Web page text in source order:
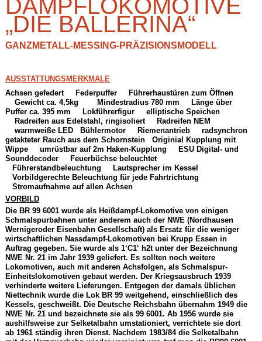
DAMPFLOKOMOTIVE
„DIE BALLERINA“
GANZMETALL-MESSING-PRÄZISIONSMODELL
AUSSTATTUNGSMERKMALE
Achsen gefedert
Federpuffer
Führerhaustüren zum Öffnen
Gewicht ca. 4,5kg
Mindestradius 780 mm
Länge über
Puffer ca. 395 mm
Lokführerfigur
elliptische Speichen
Radreifen aus Edelstahl, ringisoliert
Radreifen NEM
warmweiße LED
Bühlermotor Riemenantrieb
radsynchron
getakteter Rauch aus dem Schornstein
Originial Kupplung mit
Wippe
umrüstbar auf 2m Haken-Kupplung
ESU Digital- und
Sounddecoder
Feuerbüchse beleuchtet
Führerstandbeleuchtung
Lautsprecher im Kessel
Vorbildgerechte Beleuchtung für jede Fahrtrichtung
Stromaufnahme auf allen Achsen
VORBILD
Die BR 99 6001 wurde als Heißdampf-Lokomotive von einigen
Schmalspurbahnen unter anderem auch der NWE (Nordhausen
Wernigeroder Eisenbahn Gesellschaft) als Ersatz für die weniger
wirtschaftlichen Nassdampf-Lokomotiven bei Krupp Essen in
Auftrag gegeben. Sie wurde als 1‘C1‘ h2t unter der Bezeichnung
NWE Nr. 21 im Jahr 1939 geliefert. Es sollten noch weitere
Lokomotiven, auch mit anderen Achsfolgen, als Schmalspur-
Einheitslokomotiven gebaut werden. Der Kriegsausbruch 1939
verhinderte weitere Lieferungen. Entgegen der damals üblichen
Niettechnik wurde die Lok BR 99 weitgehend, einschließlich des
Kessels, geschweißt. Die Deutsche Reichsbahn übernahm 1949 die
NWE Nr. 21 und bezeichnete sie als 99 6001. Ab 1956 wurde sie
aushilfsweise zur Selketalbahn umstationiert, verrichtete sie dort
ab 1961 ständig ihren Dienst. Nachdem 1983/84 die Selketalbahn